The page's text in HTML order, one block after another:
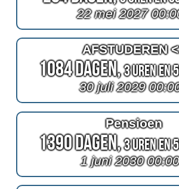
22 mei 2027
AFSTUDEREN
1084 Dagen,3 Uren en
30 juli 2029
Pensioen
1390 Dagen,3 Uren en
1 juni 2030